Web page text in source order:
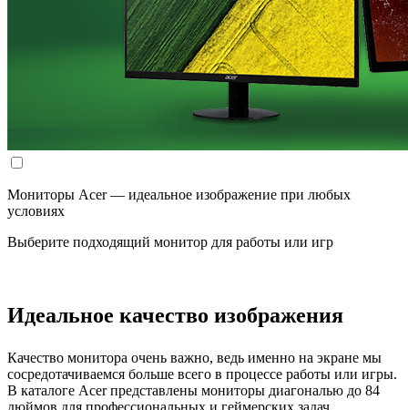
Мониторы Acer — идеальное изображение при любых
условиях
Выберите подходящий монитор для работы или игр
Идеальное качество изображения
Качество монитора очень важно, ведь именно на экране мы
сосредотачиваемся больше всего в процессе работы или игры.
В каталоге Acer представлены мониторы диагональю до 84